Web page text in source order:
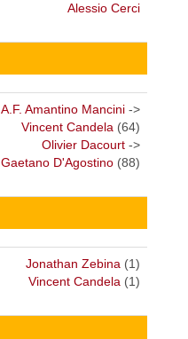
Alessio Cerci
A.F. Amantino Mancini ->
Vincent Candela (64)
Olivier Dacourt ->
Gaetano D'Agostino (88)
Jonathan Zebina (1)
Vincent Candela (1)